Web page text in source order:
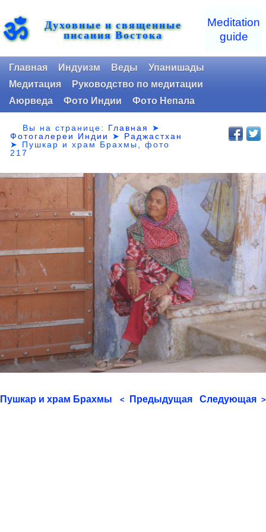
ॐ Духовные и священные
писания Востока
Meditation
guide
Главная Индуизм Веды
Упанишады
Медитация
Руководство по медитации
Аюрведа
Фото Индии Фото Непала
Вы на странице: Главная
➤
Фотогалереи Индии
➤ Раджастхан
➤ Пушкар и храм Брахмы, фото
217
Пушкар и храм Брахмы < Предыдущая Следующая >